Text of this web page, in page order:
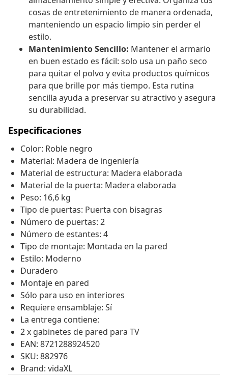
cosas de entretenimiento de manera ordenada,
manteniendo un espacio limpio sin perder el
estilo.
Mantenimiento Sencillo: Mantener el armario
en buen estado es fácil: solo usa un paño seco
para quitar el polvo y evita productos químicos
para que brille por más tiempo. Esta rutina
sencilla ayuda a preservar su atractivo y asegura
su durabilidad.
Especificaciones
Color: Roble negro
Material: Madera de ingeniería
Material de estructura: Madera elaborada
Material de la puerta: Madera elaborada
Peso: 16,6 kg
Tipo de puertas: Puerta con bisagras
Número de puertas: 2
Número de estantes: 4
Tipo de montaje: Montada en la pared
Estilo: Moderno
Duradero
Montaje en pared
Sólo para uso en interiores
Requiere ensamblaje: Sí
La entrega contiene:
2 x gabinetes de pared para TV
EAN: 8721288924520
SKU: 882976
Brand: vidaXL